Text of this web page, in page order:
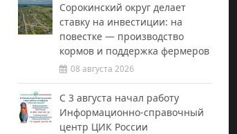
Сорокинский округ делает
ставку на инвестиции: на
повестке — производство
кормов и поддержка фермеров
08 августа 2026
С 3 августа начал работу
Информационно-справочный
центр ЦИК России